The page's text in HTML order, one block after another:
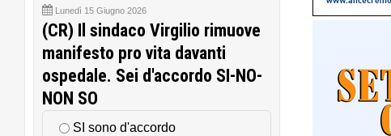
Lunedì 15 Giugno 2026
(CR) Il sindaco Virgilio rimuove
manifesto pro vita davanti
ospedale. Sei d'accordo SI-NO-
NON SO
SI sono d'accordo